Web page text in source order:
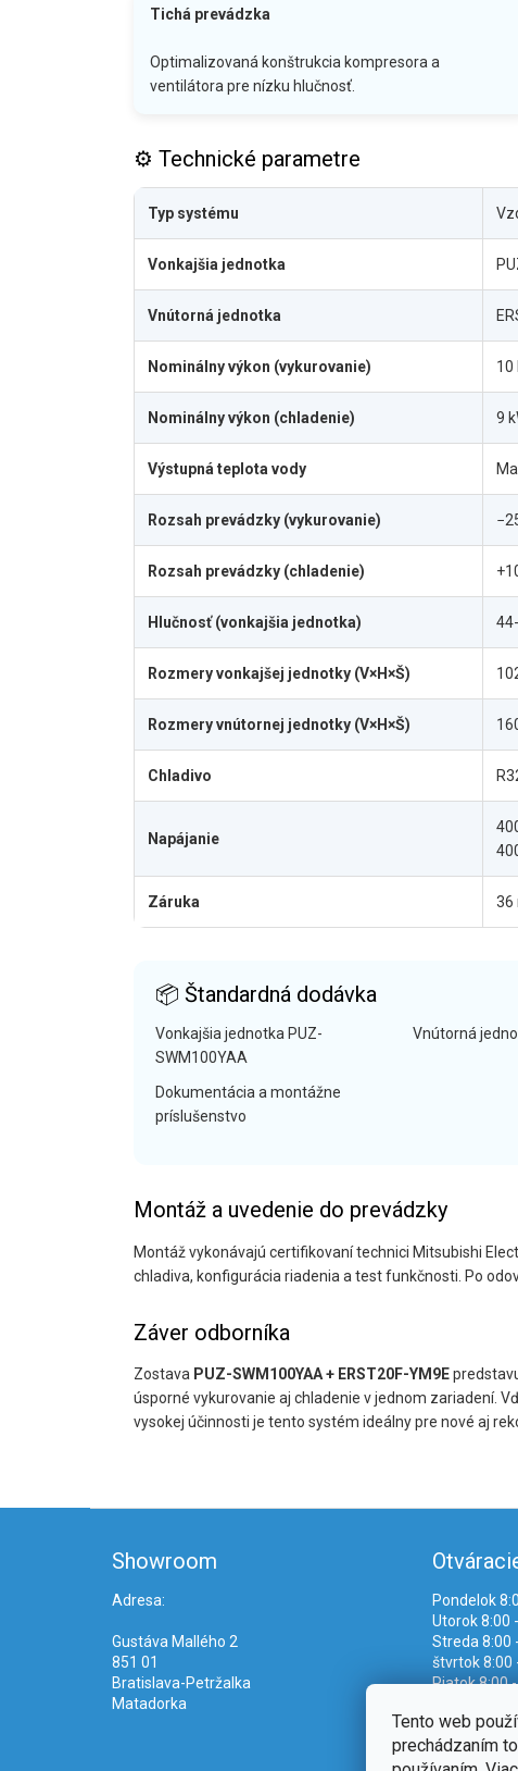
Tento web
prechádzaním
Tichá prevádzka
Optimalizovaná konštrukcia kompresora a
ventilátora pre nízku hlučnosť.
⚙️ Technické parametre
Typ systému
Vonkajšia jednotka
Vnútorná jednotka
Nominálny výkon (vykurovanie) 10
Nominálny výkon (chladenie) 9
Výstupná teplota vody
Rozsah prevádzky (vykurovanie)
Rozsah prevádzky (chladenie)
Hlučnosť (vonkajšia jednotka)
Rozmery vonkajšej jednotky (V×H×Š)
Rozmery vnútornej jednotky (V×H×Š)
Chladivo
Napájanie
Záruka 36
📦 Štandardná dodávka
Vonkajšia jednotka PUZ-
SWM100YAA
Vnútorná
Dokumentácia a montážne
príslušenstvo
Montáž a uvedenie do prevádzky
Montáž vykonávajú certifikovaní technici Mitsubishi
chladiva, konfigurácia riadenia a test funkčnosti. Po
Záver odborníka
Zostava PUZ-SWM100YAA + ERST20F-YM9E
úsporné vykurovanie aj chladenie v jednom zariadení.
vysokej účinnosti je tento systém ideálny pre nové aj
Showroom
Adresa:
Gustáva Mallého 2
851 01
Bratislava-Petržalka
Matadorka
Pondelok
Utorok 8:00
Streda 8:00
štvrtok 8:00
Piatok 8:00